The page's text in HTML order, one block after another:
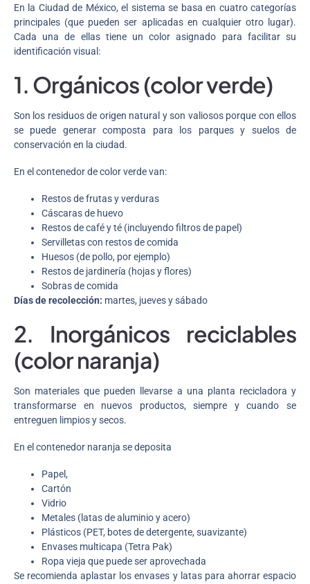
En la Ciudad de México, el sistema se basa en cuatro categorías
principales (que pueden ser aplicadas en cualquier otro lugar).
Cada una de ellas tiene un color asignado para facilitar su
identificación visual:
1. Orgánicos (color verde)
Son los residuos de origen natural y son valiosos porque con ellos
se puede generar composta para los parques y suelos de
conservación en la ciudad.
En el contenedor de color verde van:
Restos de frutas y verduras
Cáscaras de huevo
Restos de café y té (incluyendo filtros de papel)
Servilletas con restos de comida
Huesos (de pollo, por ejemplo)
Restos de jardinería (hojas y flores)
Sobras de comida
Días de recolección: martes, jueves y sábado
2. Inorgánicos reciclables
(color naranja)
Son materiales que pueden llevarse a una planta recicladora y
transformarse en nuevos productos, siempre y cuando se
entreguen limpios y secos.
En el contenedor naranja se deposita
Papel,
Cartón
Vidrio
Metales (latas de aluminio y acero)
Plásticos (PET, botes de detergente, suavizante)
Envases multicapa (Tetra Pak)
Ropa vieja que puede ser aprovechada
Se recomienda aplastar los envases y latas para ahorrar espacio